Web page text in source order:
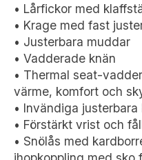
• Lårfickor med
• Krage med fast
• Justerbara muddar
• Vadderade knän
• Thermal seat-
värme, komfort och
• Invändiga justerbara
• Förstärkt vrist och
• Snölås med